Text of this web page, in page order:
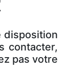
disposition
contacter,
pas votre